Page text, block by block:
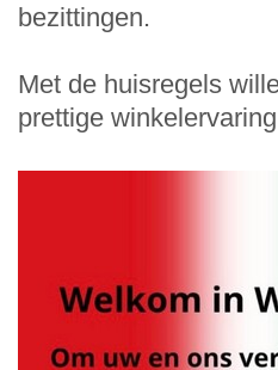
bezittingen.
Met de huisregels
prettige